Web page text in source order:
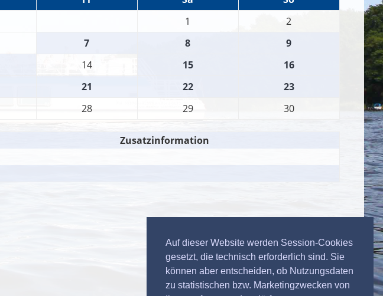
Auf dieser Website werden Session-Cookies
gesetzt, die technisch erforderlich sind. Sie
können aber entscheiden, ob Nutzungsdaten
zu statistischen bzw. Marketingzwecken von
1
2
7 8
9
14 15
16
21 22
23
28 29 30
Zusatzinformation